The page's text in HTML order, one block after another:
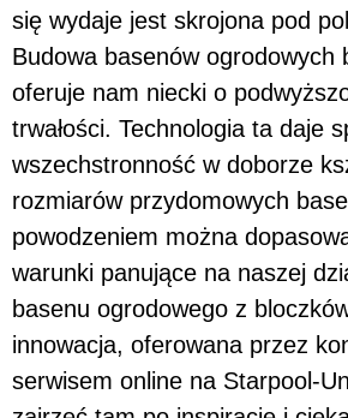
się wydaje jest skrojona pod
Budowa basenów ogrodowych
oferuje nam niecki o
trwałości. Technologia ta daje
wszechstronność w doborze
rozmiarów przydomowych
powodzeniem można
warunki panujące na naszej
basenu ogrodowego z
innowacja, oferowana przez
serwisem online na Starpool-